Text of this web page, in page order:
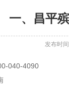
一、昌平
发布时
040-4090